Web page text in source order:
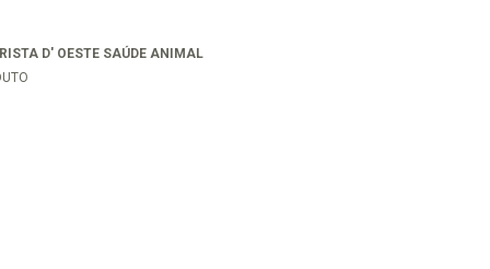
D' OESTE SAÚDE ANIMAL